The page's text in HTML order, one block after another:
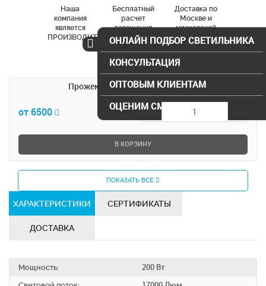
Наша
компания
является
ПРОИЗВОДИТЕЛЕМ
Бесплатный
расчет
освещения
Доставка по
Москве и
московской
области
Прожектор светодиодный 200Вт
от 6500
В КОРЗИНУ
ПОКАЗАТЬ ВСЕ
ХАРАКТЕРИСТИКИ СЕРТИФИКАТЫ
ДОСТАВКА
Мощность:
200 Вт
ОНЛАЙН ПОДБОР СВЕТИЛЬНИКА
КОНСУЛЬТАЦИЯ
ОПТОВЫМ КЛИЕНТАМ
ОЦЕНИМ СМЕТУ